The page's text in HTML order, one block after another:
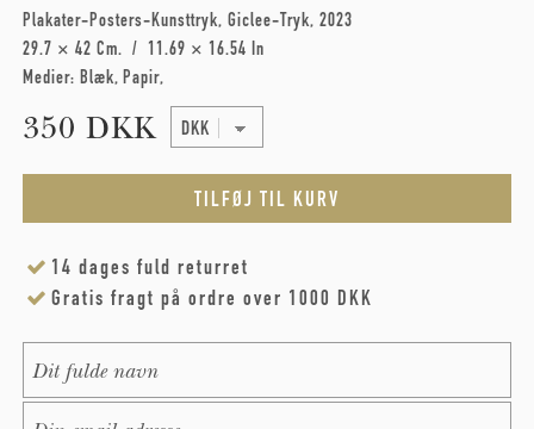
Plakater-Posters-Kunsttryk Giclee-Tryk 2023
29.7 × 42 Cm
11.69 × 16.54 In
Medier: Blæk Papir
350 DKK
14 dages fuld returret
Gratis fragt på ordre over 1000 DKK